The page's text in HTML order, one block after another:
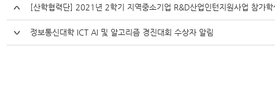
[산학협력단] 2021년 2학기 지역중소기업 R&D산업인턴지원사업 참가학
정보통신대학 ICT AI 및 알고리즘 경진대회 수상자 알림